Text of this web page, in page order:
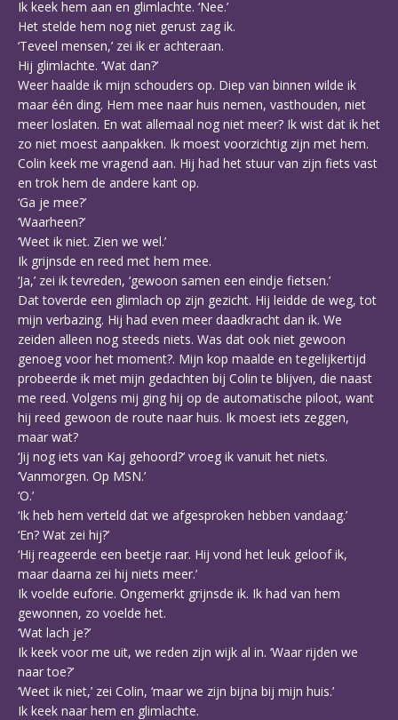
Ik keek hem aan en glimlachte. ‘Nee.’
Het stelde hem nog niet gerust zag ik.
‘Teveel mensen,’ zei ik er achteraan.
Hij glimlachte. ‘Wat dan?’
Weer haalde ik mijn schouders op. Diep van binnen wilde ik
maar één ding. Hem mee naar huis nemen, vasthouden, niet
meer loslaten. En wat allemaal nog niet meer? Ik wist dat ik het
zo niet moest aanpakken. Ik moest voorzichtig zijn met hem.
Colin keek me vragend aan. Hij had het stuur van zijn fiets vast
en trok hem de andere kant op.
‘Ga je mee?’
‘Waarheen?’
‘Weet ik niet. Zien we wel.’
Ik grijnsde en reed met hem mee.
‘Ja,’ zei ik tevreden, ‘gewoon samen een eindje fietsen.’
Dat toverde een glimlach op zijn gezicht. Hij leidde de weg, tot
mijn verbazing. Hij had even meer daadkracht dan ik. We
zeiden alleen nog steeds niets. Was dat ook niet gewoon
genoeg voor het moment?. Mijn kop maalde en tegelijkertijd
probeerde ik met mijn gedachten bij Colin te blijven, die naast
me reed. Volgens mij ging hij op de automatische piloot, want
hij reed gewoon de route naar huis. Ik moest iets zeggen,
maar wat?
‘Jij nog iets van Kaj gehoord?’ vroeg ik vanuit het niets.
‘Vanmorgen. Op MSN.’
‘O.’
‘Ik heb hem verteld dat we afgesproken hebben vandaag.’
‘En? Wat zei hij?’
‘Hij reageerde een beetje raar. Hij vond het leuk geloof ik,
maar daarna zei hij niets meer.’
Ik voelde euforie. Ongemerkt grijnsde ik. Ik had van hem
gewonnen, zo voelde het.
‘Wat lach je?’
Ik keek voor me uit, we reden zijn wijk al in. ‘Waar rijden we
naar toe?’
‘Weet ik niet,’ zei Colin, ‘maar we zijn bijna bij mijn huis.’
Ik keek naar hem en glimlachte.